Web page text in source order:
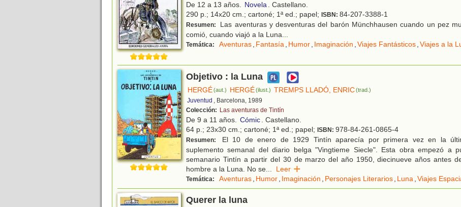
De 12 a 13 años. Novela. Castellano.
290 p.; 14x20 cm.; cartoné; 1ª ed.; papel; ISBN: 84-207-3388-1
Resumen:
Las aventuras y desventuras del barón Münchhausen cuando un pez
comió, cuando viajó a la Luna...
Temática: Aventuras, Fantasía, Humor, Imaginación ,Viajes Fantásticos,Viajes a la
Objetivo : la Luna
HERGÉ(aut.) HERGÉ(ilust.) TREMPS LLADÓ, ENRIC (trad.)
Juventud , Barcelona, 1989
Colección: Las aventuras de Tintín
De 9 a 11 años. Cómic
. Castellano.
64 p.; 23x30 cm.; cartoné; 1ª ed.; papel; ISBN: 978-84-261-0865-4
Resumen:
El 10 de enero de 1929 Tintín aparecía por primera vez en la
suplemento semanal del diario belga "Vingtieme Siecle". Esta obra empezó a
semanario Tintín a partir del 30 de marzo del año 1950, diecinueve años antes
hombre a la Luna. No se
Leer
Temática: Aventuras Humor Imaginación Personajes Literarios Luna Viajes
Querer la luna